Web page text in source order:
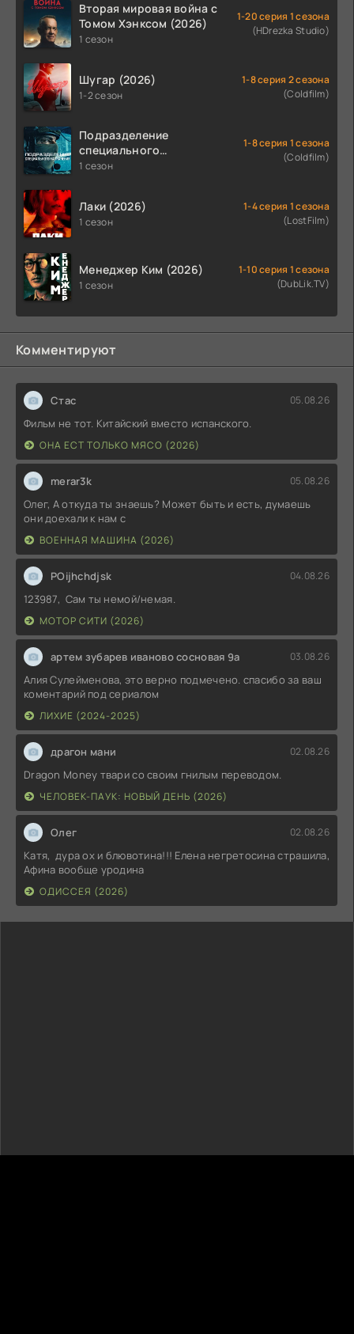
Вторая мировая война с
Томом Хэнксом (2026)
1 сезон
1-20 серия 1 сезона
(HDrezka Studio)
Шугар (2026)
1-2 сезон
1-8 серия 2 сезона
(Coldfilm)
Подразделение
специального
назначения (2026)
1 сезон
1-8 серия 1 сезона
(Coldfilm)
Лаки (2026)
1 сезон
1-4 серия 1 сезона
(LostFilm)
Менеджер Ким (2026)
1 сезон
1-10 серия 1 сезона
(DubLik.TV)
Комментируют
Стас 05.08.26
Фильм не тот. Китайский вместо испанского.
ОНА ЕСТ ТОЛЬКО МЯСО (2026)
merar3k 05.08.26
Олег, А откуда ты знаешь? Может быть и есть, думаешь
они доехали к нам с
ВОЕННАЯ МАШИНА (2026)
POijhchdjsk 04.08.26
123987, Сам ты немой/немая.
МОТОР СИТИ (2026)
артем зубарев иваново сосновая 9а 03.08.26
Алия Сулейменова, это верно подмечено. спасибо за ваш
коментарий под сериалом
ЛИХИЕ (2024-2025)
драгон мани 02.08.26
Dragon Money твари со своим гнилым переводом.
ЧЕЛОВЕК-ПАУК: НОВЫЙ ДЕНЬ (2026)
Олег 02.08.26
Катя, дура ох и блювотина!!! Елена негретосина страшила,
Афина вообще уродина
ОДИССЕЯ (2026)